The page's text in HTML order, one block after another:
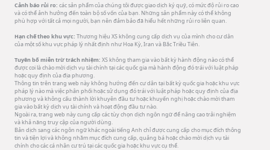
Cảnh báo rủi ro: các sản phẩm của chúng tôi được giao dịch ký quỹ, có mức độ rủi ro cao
và có thể ảnh hưởng đến toàn bộ số vốn của bạn. Những sản phẩm này có thể không
phù hợp với tất cả mọi người, bạn nên đảm bảo đã hiểu hết những rủi ro liên quan.
Hạn chế theo khu vực: Thương hiệu XS không cung cấp dịch vụ của mình cho cư dân
của một số khu vực pháp lý nhất định như Hoa Kỳ, Iran và Bắc Triều Tiên.
Tuyên bố miễn trừ trách nhiệm: XS không tham gia vào bất kỳ hành động nào có thể
được coi là chào mời dịch vụ tài chính tại các quốc gia mà hành động đó trái với luật pháp
hoặc quy định của địa phương.
Thông tin trên trang web này không hướng đến cư dân tại bất kỳ quốc gia hoặc khu vực
pháp lý nào mà việc phân phối hoặc sử dụng đó trái với luật pháp hoặc quy định của địa
phương và không cấu thành lời khuyên đầu tư hoặc khuyến nghị hoặc chào mời tham
gia vào bất kỳ dịch vụ tài chính và hoạt động đầu tư nào.
Ngoài ra, trang web này cung cấp các tùy chọn dịch ngôn ngữ để nâng cao trải nghiệm
và khả năng truy cập của người dùng.
Bản dịch sang các ngôn ngữ khác ngoài tiếng Anh chỉ được cung cấp cho mục đích thông
tin và tiện lợi và không nhằm mục đích cung cấp, quảng bá hoặc chào mời dịch vụ tài
chính cho các cá nhân cư trú tại các quốc gia hoặc khu vực cụ thể.